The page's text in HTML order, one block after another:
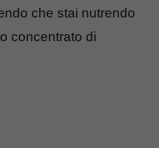
che stai nutrendo
concentrato di